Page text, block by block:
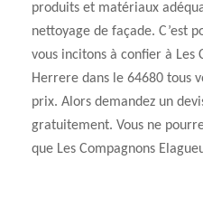
produits et matériaux
nettoyage de façade. C’est
vous incitons à confier à Les
Herrere dans le 64680 tous
prix. Alors demandez un
gratuitement. Vous ne
que Les Compagnons